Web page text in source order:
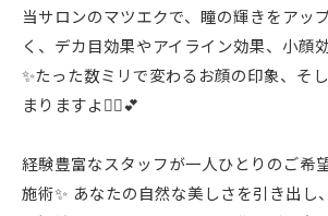
当サロンのマツエクで、瞳の輝きをアッ
く、デカ目効果やアイライン効果、小顔
✨たった数ミリで変わるお顔の印象、そ
まりますよ🙆‍♀️💕
経験豊富なスタッフが一人ひとりのご希
施術✨ あなたの自然な美しさを引き出し